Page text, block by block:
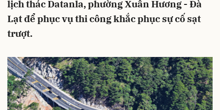
lịch thác Datanla, phường Xuân Hương - Đà
Lạt để phục vụ thi công khắc phục sự cố sạt
trượt.